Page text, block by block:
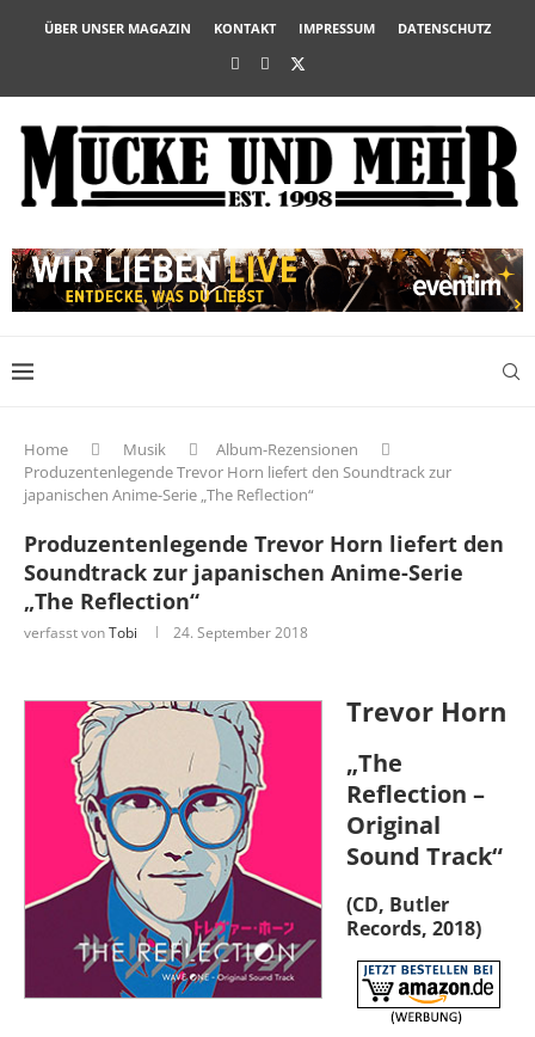
ÜBER UNSER MAGAZIN KONTAKT IMPRESSUM DATENSCHUTZ
Home Musik
Album-Rezensionen
Produzentenlegende Trevor Horn liefert den Soundtrack zur
japanischen Anime-Serie „The Reflection“
Produzentenlegende Trevor Horn liefert den
Soundtrack zur japanischen Anime-Serie
„The Reflection“
verfasst vonTobi 24. September 2018
Trevor Horn
„The
Reflection –
Original
Sound Track“
(CD, Butler
Records, 2018)